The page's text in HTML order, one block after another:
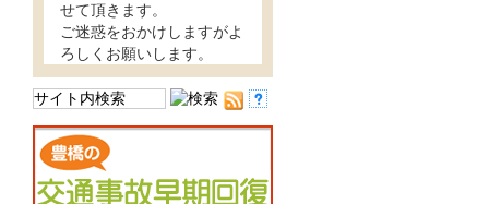
せて頂きます。
ご迷惑をおかけしますがよ
ろしくお願いします。